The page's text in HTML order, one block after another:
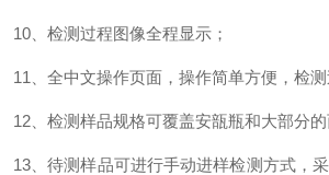
10、检测过程图像全程显示；
11、全中文操作页面，操作简单方便，检测
12、检测样品规格可覆盖安瓿瓶和大部分
13、待测样品可进行手动进样检测方式，